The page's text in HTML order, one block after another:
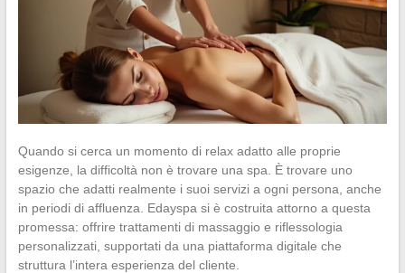
Quando si cerca un momento di relax adatto alle proprie
esigenze, la difficoltà non è trovare una spa. È trovare uno
spazio che adatti realmente i suoi servizi a ogni persona, anche
in periodi di affluenza. Edayspa si è costruita attorno a questa
promessa: offrire trattamenti di massaggio e riflessologia
personalizzati, supportati da una piattaforma digitale che
struttura l’intera esperienza del cliente.